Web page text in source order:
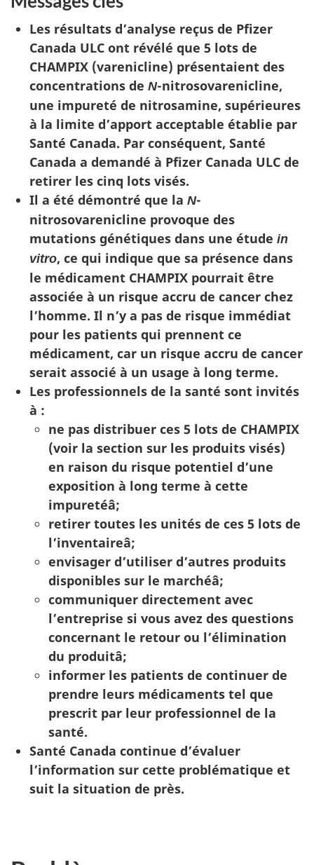
Les résultats d’analyse reçus de Pfizer
Canada ULC ont révélé que 5 lots de
CHAMPIX (varenicline) présentaient des
concentrations de N-nitrosovarenicline,
une impureté de nitrosamine, supérieures
à la limite d’apport acceptable établie par
Santé Canada. Par conséquent, Santé
Canada a demandé à Pfizer Canada ULC de
retirer les cinq lots visés.
Il a été démontré que la N-
nitrosovarenicline provoque des
mutations génétiques dans une étude in
vitro, ce qui indique que sa présence dans
le médicament CHAMPIX pourrait être
associée à un risque accru de cancer chez
l’homme. Il n’y a pas de risque immédiat
pour les patients qui prennent ce
médicament, car un risque accru de cancer
serait associé à un usage à long terme.
Les professionnels de la santé sont invités
à :
ne pas distribuer ces 5 lots de CHAMPIX
(voir la section sur les produits visés)
en raison du risque potentiel d’une
exposition à long terme à cette
impuretéâ;
retirer toutes les unités de ces 5 lots de
l’inventaireâ;
envisager d’utiliser d’autres produits
disponibles sur le marchéâ;
communiquer directement avec
l’entreprise si vous avez des questions
concernant le retour ou l’élimination
du produitâ;
informer les patients de continuer de
prendre leurs médicaments tel que
prescrit par leur professionnel de la
santé.
Santé Canada continue d’évaluer
l’information sur cette problématique et
suit la situation de près.